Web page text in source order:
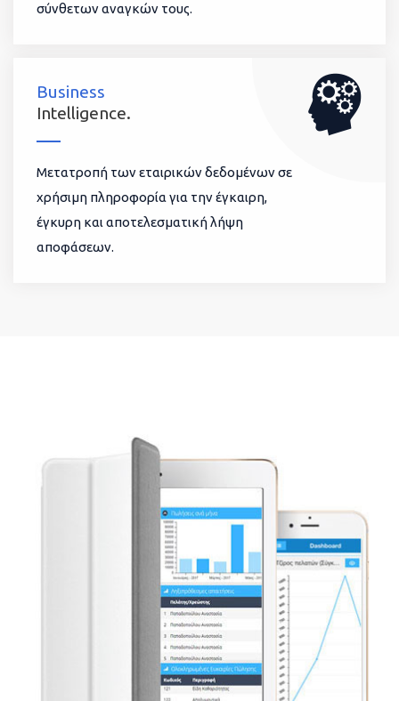
σύνθετων αναγκών τους.
Business
Intelligence.
Μετατροπή των εταιρικών δεδομένων σε
χρήσιμη πληροφορία για την έγκαιρη,
έγκυρη και αποτελεσματική λήψη
αποφάσεων.